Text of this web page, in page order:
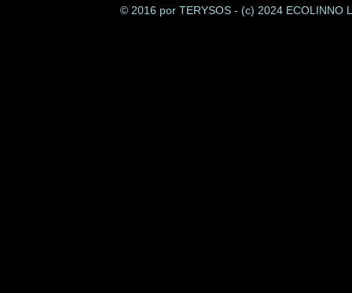
© 2016 por TERYSOS - (c) 2024 ECOLINNO